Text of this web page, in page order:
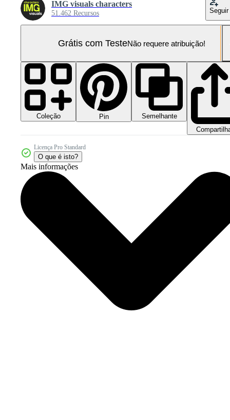
IMG visuals characters
51.462 Recursos Seguir
Grátis com TesteNão requere atribuição!
Coleção Pin
Semelhante
Licença Pro Standard
O que é isto?
Mais informações